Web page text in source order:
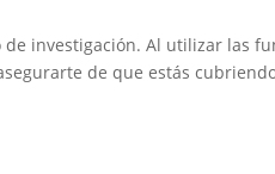
de investigación. Al utilizar las
de que estás